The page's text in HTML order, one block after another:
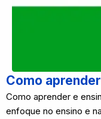
Como
Como aprender e
enfoque no ensino e